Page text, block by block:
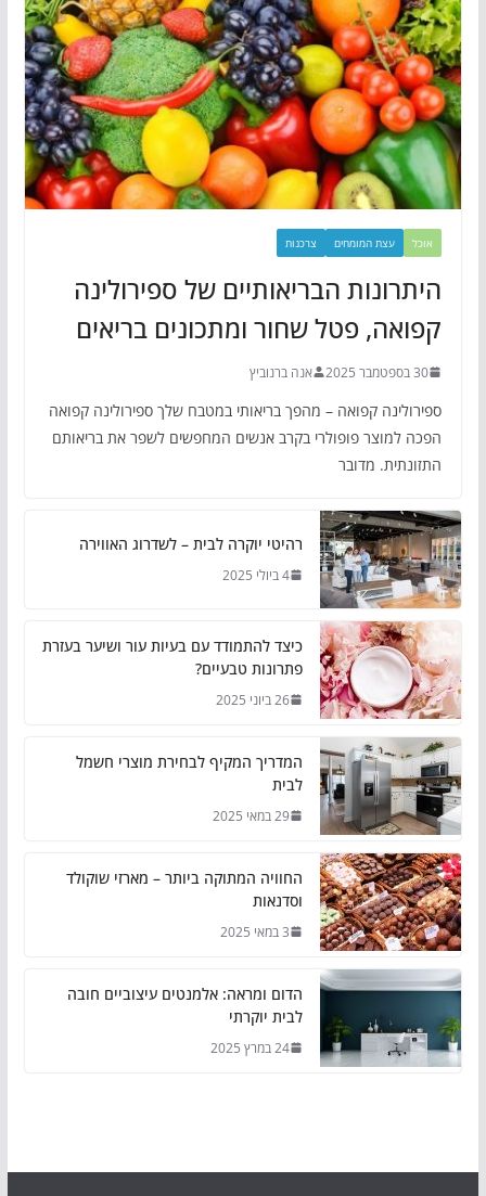
אוכל עצת המומחים צרכנות
היתרונות הבריאותיים של ספירולינה
קפואה, פטל שחור ומתכונים בריאים
30 בספטמבר 2025 אנה ברנוביץ
ספירולינה קפואה – מהפך בריאותי במטבח שלך ספירולינה קפואה
הפכה למוצר פופולרי בקרב אנשים המחפשים לשפר את בריאותם
התזונתית. מדובר
רהיטי יוקרה לבית – לשדרוג האווירה
4 ביולי 2025
כיצד להתמודד עם בעיות עור ושיער בעזרת
פתרונות טבעיים?
26 ביוני 2025
המדריך המקיף לבחירת מוצרי חשמל
לבית
29 במאי 2025
החוויה המתוקה ביותר – מארזי שוקולד
וסדנאות
3 במאי 2025
הדום ומראה: אלמנטים עיצוביים חובה
לבית יוקרתי
24 במרץ 2025